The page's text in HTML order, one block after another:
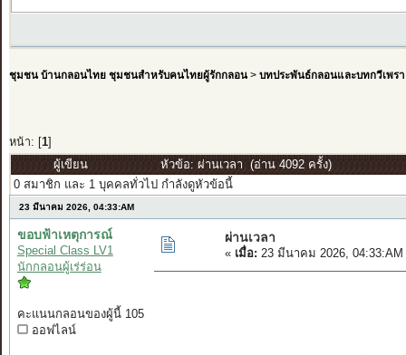
ชุมชน บ้านกลอนไทย ชุมชนสำหรับคนไทยผู้รักกลอน> บทประพันธ์กลอนและบทกวีเพรา
หน้า: [ 1]
ผู้เขียน
หัวข้อ: ผ่านเวลา (อ่าน 4092 ครั้ง)
0 สมาชิก และ 1 บุคคลทั่วไป กำลังดูหัวข้อนี้
23 มีนาคม 2026, 04:33:AM
ขอบฟ้าเหตุการณ์
Special Class LV1
นักกลอนผู้เร่ร่อน
คะแนนกลอนของผู้นี้ 105
ออฟไลน์
ผ่านเวลา
« เมื่อ: 23 มีนาคม 2026, 04:33:AM